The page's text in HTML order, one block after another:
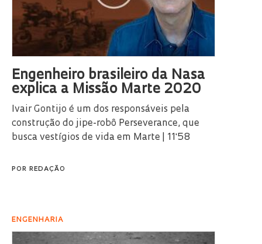
Engenheiro brasileiro da Nasa
explica a Missão Marte 2020
Ivair Gontijo é um dos responsáveis pela
construção do jipe-robô Perseverance, que
busca vestígios de vida em Marte | 11'58
POR REDAÇÃO
ENGENHARIA